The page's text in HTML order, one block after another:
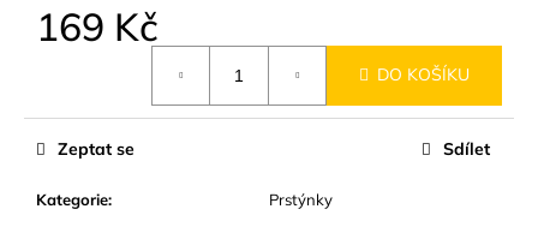
169 Kč
DO KOŠÍKU
Kategorie: Prstýnky
Zeptat se Sdílet